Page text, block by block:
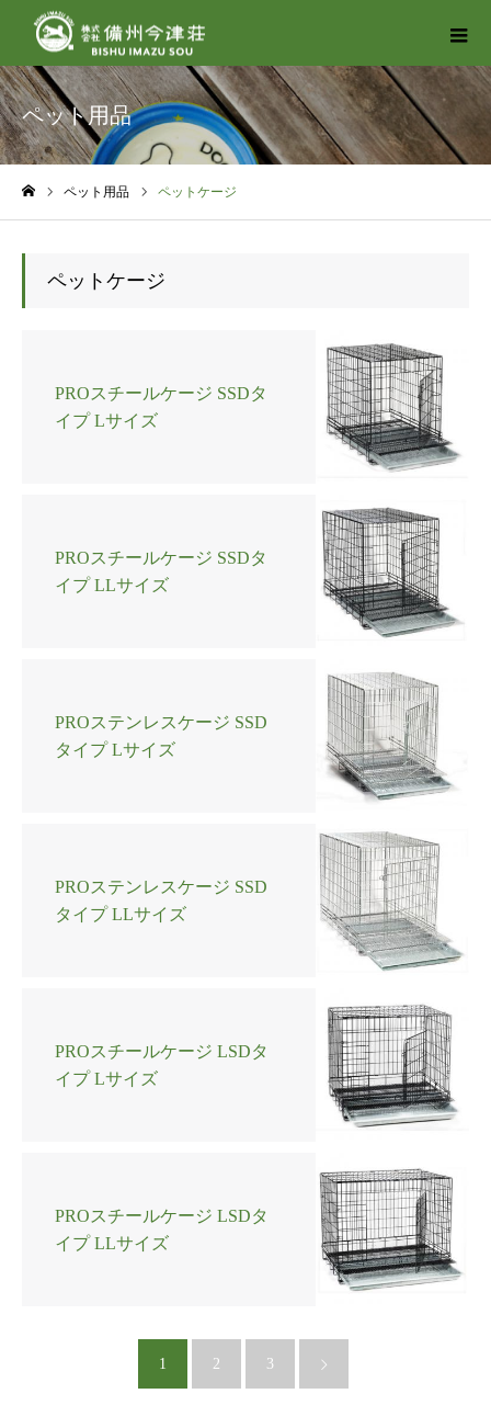
ペット用品
ペット用品 ペットケージ
ペットケージ
PROスチールケージ SSDタ
イプ Lサイズ
PROスチールケージ SSDタ
イプ LLサイズ
PROステンレスケージ SSD
タイプ Lサイズ
PROステンレスケージ SSD
タイプ LLサイズ
PROスチールケージ LSDタ
イプ Lサイズ
PROスチールケージ LSDタ
イプ LLサイズ
1 2 3